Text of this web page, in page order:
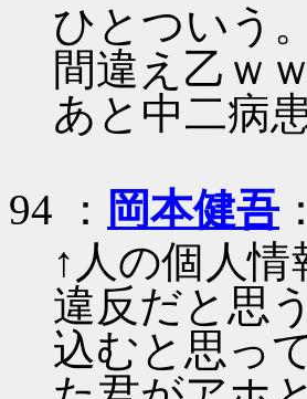
ひとついう
間違え乙ｗ
あと中二病
94 ： 岡本健吾
↑人の個人
違反だと思
込むと思っ